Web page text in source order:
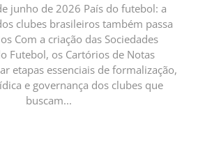
junho de 2026 País do futebol: a
clubes brasileiros também passa
Com a criação das Sociedades
Futebol, os Cartórios de Notas
etapas essenciais de formalização,
e governança dos clubes que
buscam...